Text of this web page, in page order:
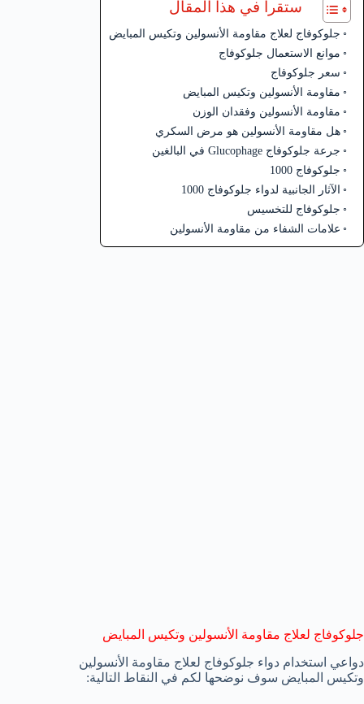
ستقرأ في هذا المقال
جلوكوفاج لعلاج مقاومة الأنسولين وتكيس المبايض
موانع الاستعمال جلوكوفاج
سعر جلوكوفاج
مقاومة الأنسولين وتكيس المبايض
مقاومة الأنسولين وفقدان الوزن
هل مقاومة الأنسولين هو مرض السكري
جرعة جلوكوفاج Glucophage في البالغين
جلوكوفاج 1000
الآثار الجانبية لدواء جلوكوفاج 1000
جلوكوفاج للتخسيس
علامات الشفاء من مقاومة الأنسولين
جلوكوفاج لعلاج مقاومة الأنسولين وتكيس المبايض
دواعي استخدام دواء جلوكوفاج لعلاج مقاومة الأنسولين
وتكيس المبايض سوف نوضحها لكم في النقاط التالية: